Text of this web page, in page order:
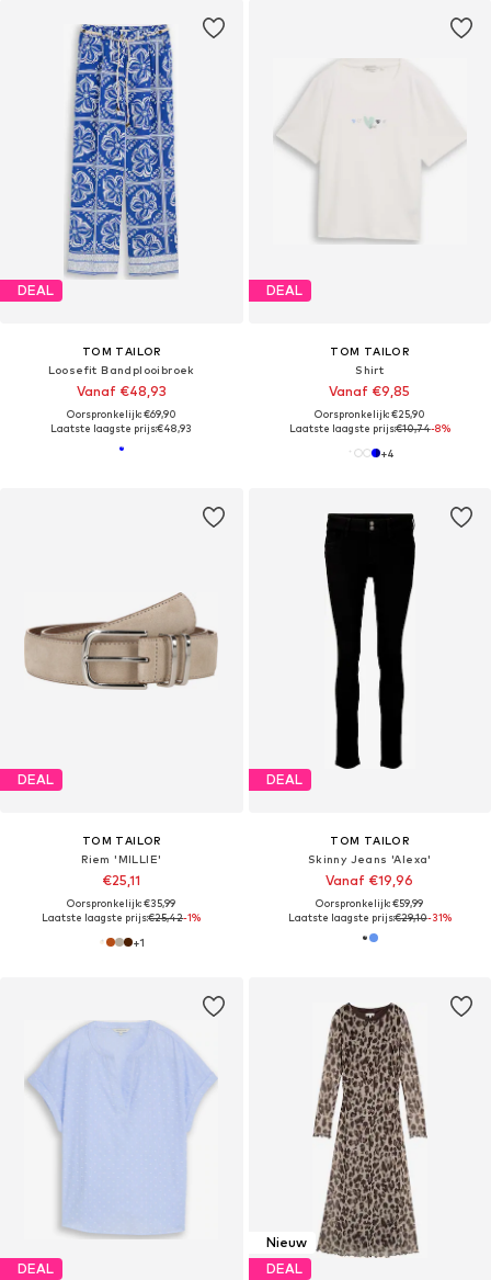
DEAL
TOM TAILOR
Loosefit Bandplooibroek
Vanaf €48,93
Oorspronkelijk: €69,90
Laatste laagste prijs:€48,93
DEAL
TOM TAILOR
Shirt
Vanaf €9,85
Oorspronkelijk: €25,90
Laatste laagste prijs:€10,74-8%
+4
DEAL
TOM TAILOR
Riem 'MILLIE'
€25,11
Oorspronkelijk: €35,99
Laatste laagste prijs:€25,42-1%
+1
DEAL
TOM TAILOR
Skinny Jeans 'Alexa'
Vanaf €19,96
Oorspronkelijk: €59,99
Laatste laagste prijs:€29,10-31%
DEAL
Nieuw
DEAL